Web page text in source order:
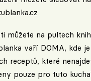
můžete na pultech
vaří DOMA, kde
receptů, které
pouze pro tuto